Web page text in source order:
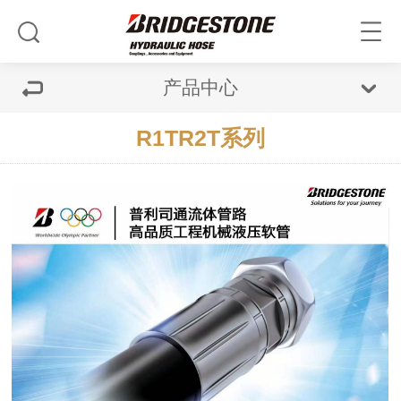
产品中心
R1TR2T系列